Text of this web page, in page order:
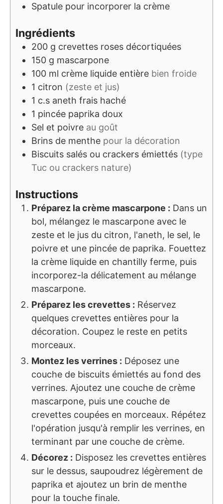
Spatule pour incorporer la crème
Ingrédients
200 g crevettes roses décortiquées
150 g mascarpone
100 ml crème liquide entière bien froide
1 citron (zeste et jus)
1 c.s aneth frais haché
1 pincée paprika doux
Sel et poivre au goût
Brins de menthe pour la décoration
Biscuits salés ou crackers émiettés (type
Tuc ou crackers nature)
Instructions
Préparez la crème mascarpone : Dans un
bol, mélangez le mascarpone avec le
zeste et le jus du citron, l'aneth, le sel, le
poivre et une pincée de paprika. Fouettez
la crème liquide en chantilly ferme, puis
incorporez-la délicatement au mélange
mascarpone.
Préparez les crevettes : Réservez
quelques crevettes entières pour la
décoration. Coupez le reste en petits
morceaux.
Montez les verrines : Déposez une
couche de biscuits émiettés au fond des
verrines. Ajoutez une couche de crème
mascarpone, puis une couche de
crevettes coupées en morceaux. Répétez
l'opération jusqu'à remplir les verrines, en
terminant par une couche de crème.
Décorez : Disposez les crevettes entières
sur le dessus, saupoudrez légèrement de
paprika et ajoutez un brin de menthe
pour la touche finale.